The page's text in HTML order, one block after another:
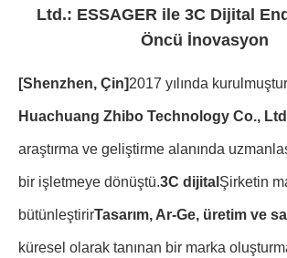
Ltd.: ESSAGER ile 3C Dijital
Öncü İnovasyon
[Shenzhen, Çin]2017 yılında
Huachuang Zhibo Technology Co.,
araştırma ve geliştirme alanında
bir işletmeye dönüştü.3C dijital Şirketin
bütünleştirirTasarım, Ar-Ge, üretim ve
küresel olarak tanınan bir marka